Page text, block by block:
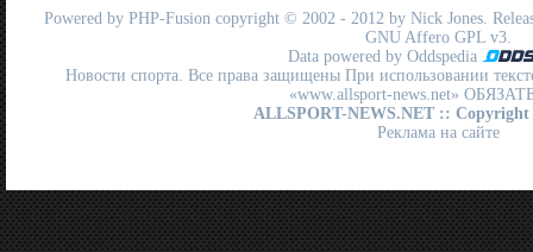
Powered by PHP-Fusion copyright © 2002 - 2012 by Nick Jones.
GNU Affero GPL v3.
Data powered by Oddspedia
Новости спорта. Все права защищены При использовании
«www.allsport-news.net»
ALLSPORT-NEWS.NET :: Copyright
Реклама на сайте